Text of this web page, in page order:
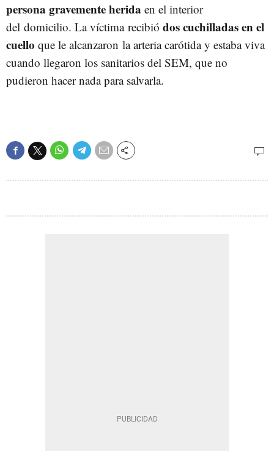
persona gravemente herida en el interior
del domicilio. La víctima recibió dos cuchilladas en el
cuello que le alcanzaron la arteria carótida y estaba viva
cuando llegaron los sanitarios del SEM, que no
pudieron hacer nada para salvarla.